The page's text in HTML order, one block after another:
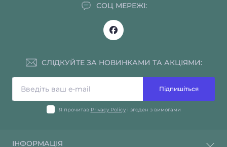
СОЦ МЕРЕЖІ:
СЛІДКУЙТЕ ЗА НОВИНКАМИ ТА АКЦІЯМИ:
Підпишіться
Я прочитав Privacy Policyі згоден з вимогами
ІНФОРМАЦІЯ